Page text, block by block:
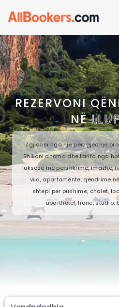
REZERVONI
NË
Zgjidhni nga një përzgjedhje
Shikoni dhoma dhe tarifa nga
luksoze me përshkrime, imazhe,
vila, apartamente, qëndrime
shtepi per pushime, chalet,
aparthotel, hanë, studio,